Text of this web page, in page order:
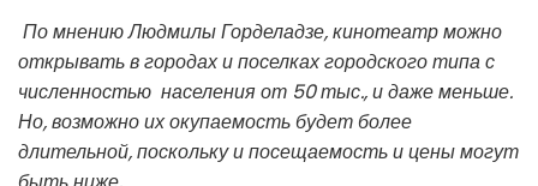
По мнению Людмилы Горделадзе,кинотеатр можно
открывать в городах и поселках городского типа с
численностью населения от 50 тыс., и даже меньше.
Но, возможно их окупаемость будет более
длительной, поскольку и посещаемость и цены могут